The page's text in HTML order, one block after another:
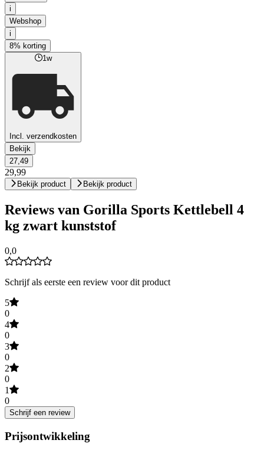
i
Webshop
i
8% korting
1w
Incl. verzendkosten
Bekijk
27,49
29,99
Bekijk product Bekijk product
Reviews van Gorilla Sports Kettlebell 4
kg zwart kunststof
0,0
Schrijf als eerste een review voor dit product
5
0
4
0
3
0
2
0
1
0
Schrijf een review
Prijsontwikkeling